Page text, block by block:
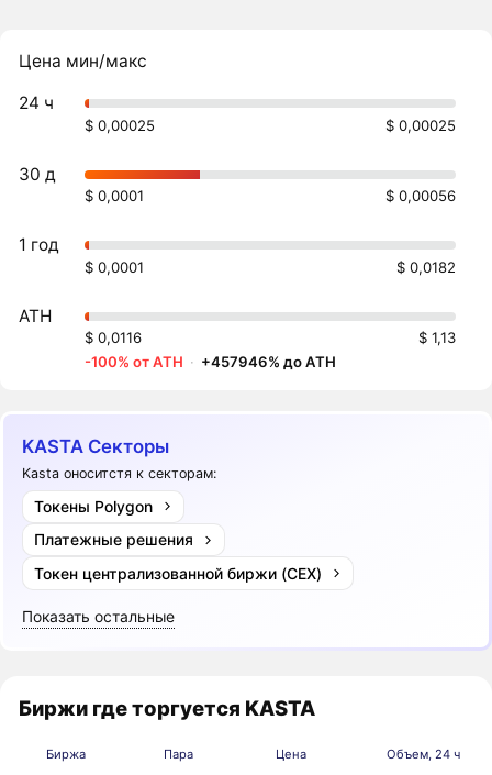
Цена мин/макс
24 ч
$ 0,00025 $ 0,00025
30 д
$ 0,0001 $ 0,00056
1 год
$ 0,0001 $ 0,0182
ATH
$ 0,0116
$ 1,13
-100% от ATH · +457946% до ATH
KASTA Секторы
Kasta оноситстя к секторам:
Токены Polygon
Платежные решения
Токен централизованной биржи (CEX)
Показать остальные
Биржи где торгуется KASTA
Биржа Пара Цена Объем, 24 ч